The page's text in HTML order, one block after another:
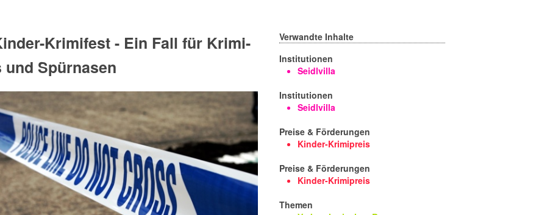
Krimifest - Ein Fall für Krimi-
und Spürnasen
Verwandte Inhalte
Institutionen
Seidlvilla
Institutionen
Seidlvilla
Preise & Förderungen
Kinder-Krimipreis
Preise & Förderungen
Kinder-Krimipreis
Themen